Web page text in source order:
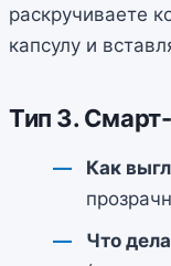
раскручиваете
капсулу и
Тип 3.
Как
Что